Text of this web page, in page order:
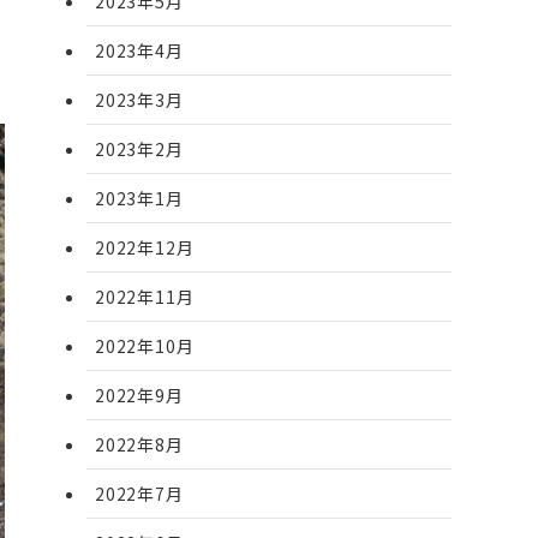
2023年4月
2023年3月
2023年2月
2023年1月
2022年12月
2022年11月
2022年10月
2022年9月
2022年8月
2022年7月